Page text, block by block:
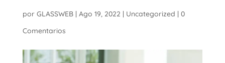
por GLASSWEB| Ago 19, 2022 | Uncategorized | 0
Comentarios